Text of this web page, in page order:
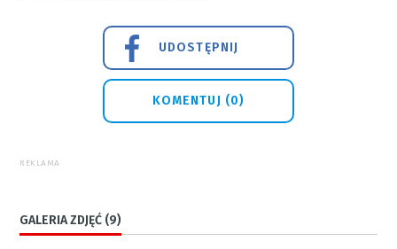
UDOSTĘPNIJ
KOMENTUJ (0)
REKLAMA
GALERIA ZDJĘĆ (9)